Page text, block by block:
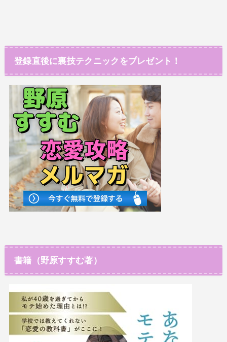
登録直後に裏技テクニックをプレゼント！
書籍（野原すすむ著）